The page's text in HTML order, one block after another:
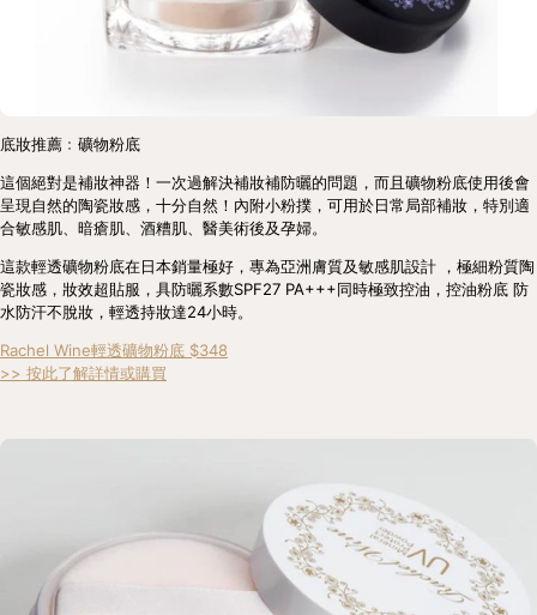
底妝推薦﹕礦物粉底
這個絕對是補妝神器！一次過解決補妝補防曬的問題，而且礦物粉底使用後會
呈現自然的陶瓷妝感，十分自然！內附小粉撲，可用於日常局部補妝，特別適
合敏感肌、暗瘡肌、酒糟肌、醫美術後及孕婦。
這款輕透礦物粉底在日本銷量極好，專為亞洲膚質及敏感肌設計 ，極細粉質陶
瓷妝感，妝效超貼服，具防曬系數SPF27 PA+++同時極致控油，控油粉底 防
水防汗不脫妝，輕透持妝達24小時。
Rachel Wine輕透礦物粉底 $348
>> 按此了解詳情或購買